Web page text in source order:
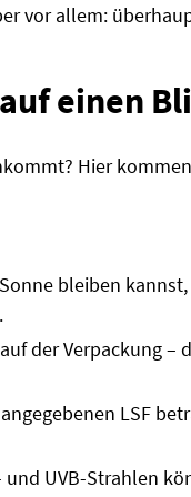
vor allem:
einen
Hier
bleiben
der Verpackung –
LSF
und UVB-Strahlen